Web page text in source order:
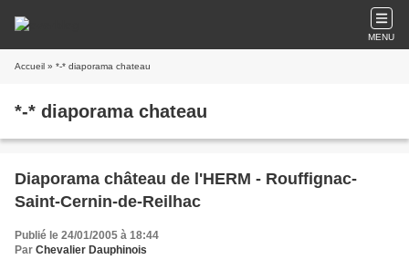
MENU
Accueil » *-* diaporama chateau
*-* diaporama chateau
Diaporama château de l'HERM - Rouffignac-
Saint-Cernin-de-Reilhac
Publié le 24/01/2005 à 18:44
Par Chevalier Dauphinois